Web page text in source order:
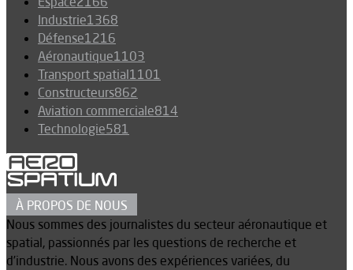
Industrie1368
Défense1216
Aéronautique1103
Transport spatial1101
Constructeurs862
Aviation commerciale814
Technologie581
À PROPOS DE NOUS
Nous sommes des journalistes du secteur aéronautique et
spatial, passionnés par les questions de recherche et
d’industrie. Nous avons des expériences variées, du